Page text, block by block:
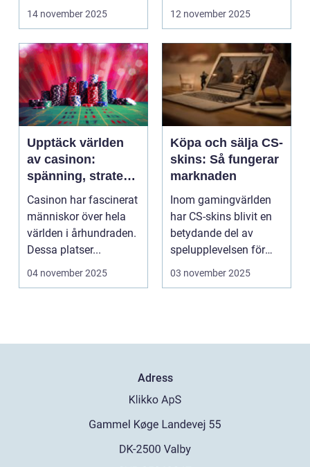
längre...
14 november 2025
banor och fasta m...
12 november 2025
Upptäck världen
av casinon:
spänning, strategi
och tur
Casinon har fascinerat
människor över hela
världen i århundraden.
Dessa platser...
04 november 2025
Köpa och sälja CS-
skins: Så fungerar
marknaden
Inom gamingvärlden
har CS-skins blivit en
betydande del av
spelupplevelsen för
många...
03 november 2025
Adress